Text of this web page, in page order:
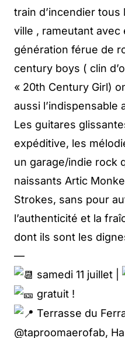
train d’incendier
ville , rameutant
génération férue de
century boys ( clin
« 20th Century Girl)
aussi l’indispensable
Les guitares
expéditive, les
un garage/indie rock
naissants Artic
Strokes, sans pour
l’authenticité et la
dont ils sont les
—
samedi 11 juillet |
gratuit !
Terrasse du
@taproomaerofab,